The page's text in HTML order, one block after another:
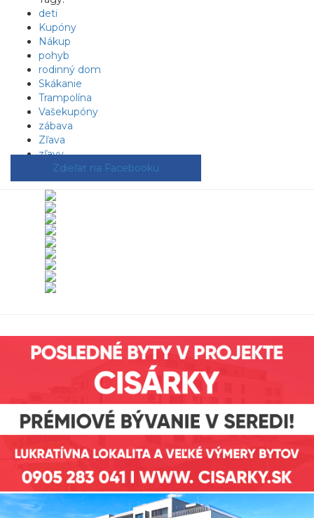
deti
Kupóny
Nákup
pohyb
rodinný dom
Skákanie
Trampolína
Vašekupóny
zábava
Zľava
zľavy
Zdieľať na Facebooku